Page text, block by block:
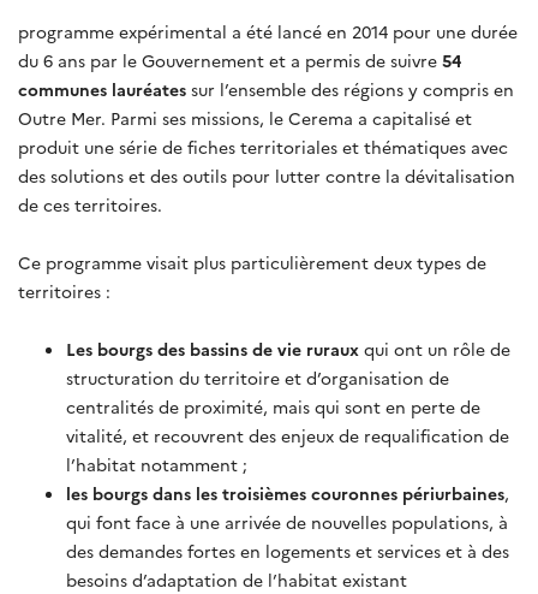
programme expérimental a été lancé en 2014 pour une durée
du 6 ans par le Gouvernement et a permis de suivre 54
communes lauréates sur l’ensemble des régions y compris en
Outre Mer. Parmi ses missions, le Cerema a capitalisé et
produit une série de fiches territoriales et thématiques avec
des solutions et des outils pour lutter contre la dévitalisation
de ces territoires.
Ce programme visait plus particulièrement deux types de
territoires :
Les bourgs des bassins de vie ruraux qui ont un rôle de
structuration du territoire et d’organisation de
centralités de proximité, mais qui sont en perte de
vitalité, et recouvrent des enjeux de requalification de
l’habitat notamment ;
les bourgs dans les troisièmes couronnes périurbaines,
qui font face à une arrivée de nouvelles populations, à
des demandes fortes en logements et services et à des
besoins d’adaptation de l’habitat existant